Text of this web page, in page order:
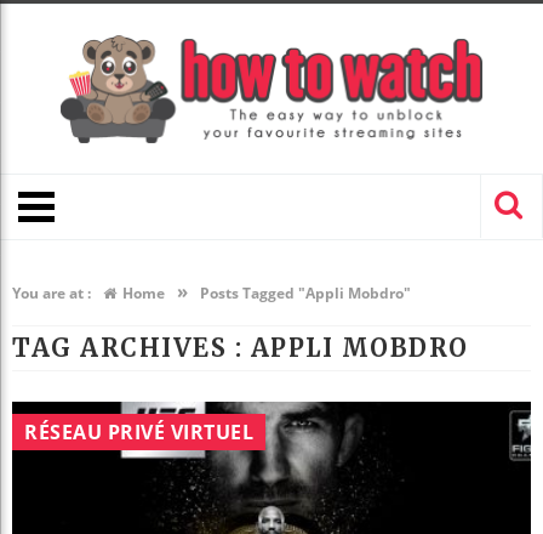
You are at : Home » Posts Tagged "Appli Mobdro"
TAG ARCHIVES : APPLI MOBDRO
RÉSEAU PRIVÉ VIRTUEL